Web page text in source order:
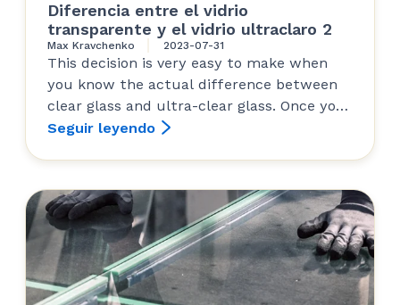
Diferencia entre el vidrio
transparente y el vidrio ultraclaro 2
Max Kravchenko 2023-07-31
This decision is very easy to make when
you know the actual difference between
clear glass and ultra-clear glass. Once you
do see...
Seguir leyendo